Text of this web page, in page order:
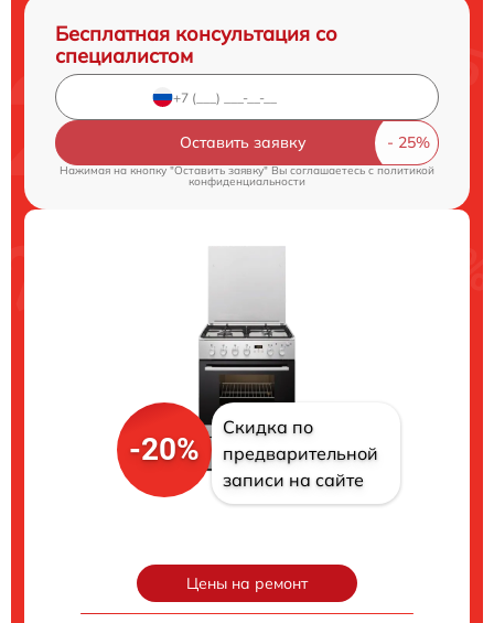
Бесплатная консультация со
специалистом
Оставить заявку
Нажимая на кнопку "Оставить заявку" Вы соглашаетесь cполитикой
конфиденциальности
-20%
Скидка по
предварительной
записи на сайте
Цены на ремонт